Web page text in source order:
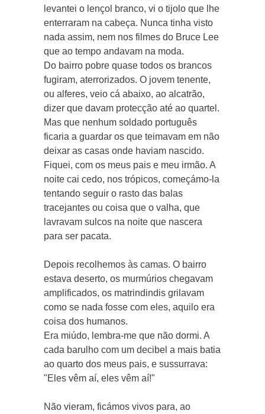
levantei o lençol branco, vi o tijolo que lhe
enterraram na cabeça. Nunca tinha visto
nada assim, nem nos filmes do Bruce Lee
que ao tempo andavam na moda.
Do bairro pobre quase todos os brancos
fugiram, aterrorizados. O jovem tenente,
ou alferes, veio cá abaixo, ao alcatrão,
dizer que davam protecção até ao quartel.
Mas que nenhum soldado português
ficaria a guardar os que teimavam em não
deixar as casas onde haviam nascido.
Fiquei, com os meus pais e meu irmão. A
noite cai cedo, nos trópicos, começámo-la
tentando seguir o rasto das balas
tracejantes ou coisa que o valha, que
lavravam sulcos na noite que nascera
para ser pacata.
Depois recolhemos às camas. O bairro
estava deserto, os murmúrios chegavam
amplificados, os matrindindis grilavam
como se nada fosse com eles, aquilo era
coisa dos humanos.
Era miúdo, lembra-me que não dormi. A
cada barulho com um decibel a mais batia
ao quarto dos meus pais, e sussurrava:
"Eles vêm aí, eles vêm aí!"
Não vieram, ficámos vivos para, ao